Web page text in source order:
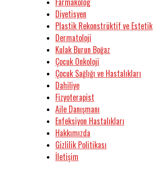
Diyetisyen
Plastik Rekonstrüktif ve Estetik
Dermatoloji
Kulak Burun Boğaz
Çocuk Onkoloji
Çocuk Sağlığı ve Hastalıkları
Dahiliye
Fizyoterapist
Aile Danışmanı
Enfeksiyon Hastalıkları
Hakkımızda
Gizlilik Politikası
İletişim